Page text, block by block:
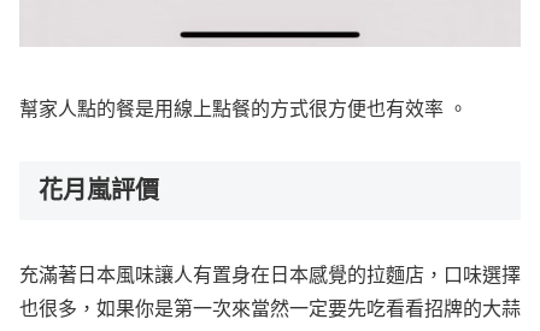
幫家人點的餐是用線上點餐的方式很方便也有效率 。
花月嵐評價
充滿著日本風味讓人有置身在日本感覺的拉麵店，口味選擇
也很多，如果你是第一次來當然一定要先吃看看招牌的大蒜